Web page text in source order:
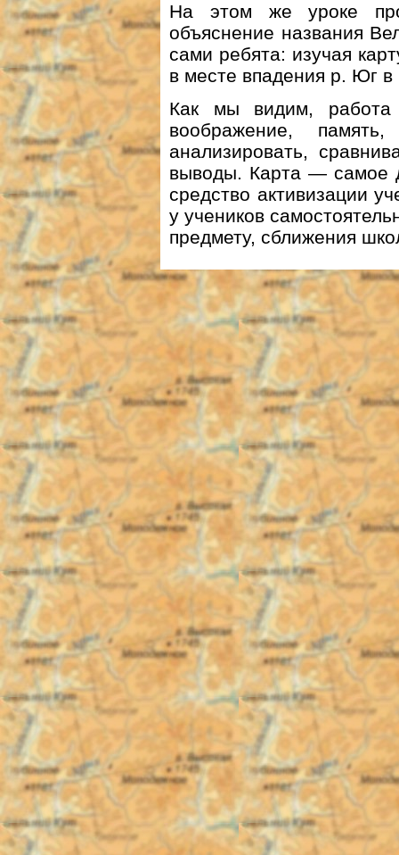
На этом же уроке
объяснение названия
сами ребята: изучая
в месте впадения р. Юг в
Как мы видим, работа
воображение,
анализировать,
выводы. Карта — самое
средство активизации
у учеников
предмету, сближения